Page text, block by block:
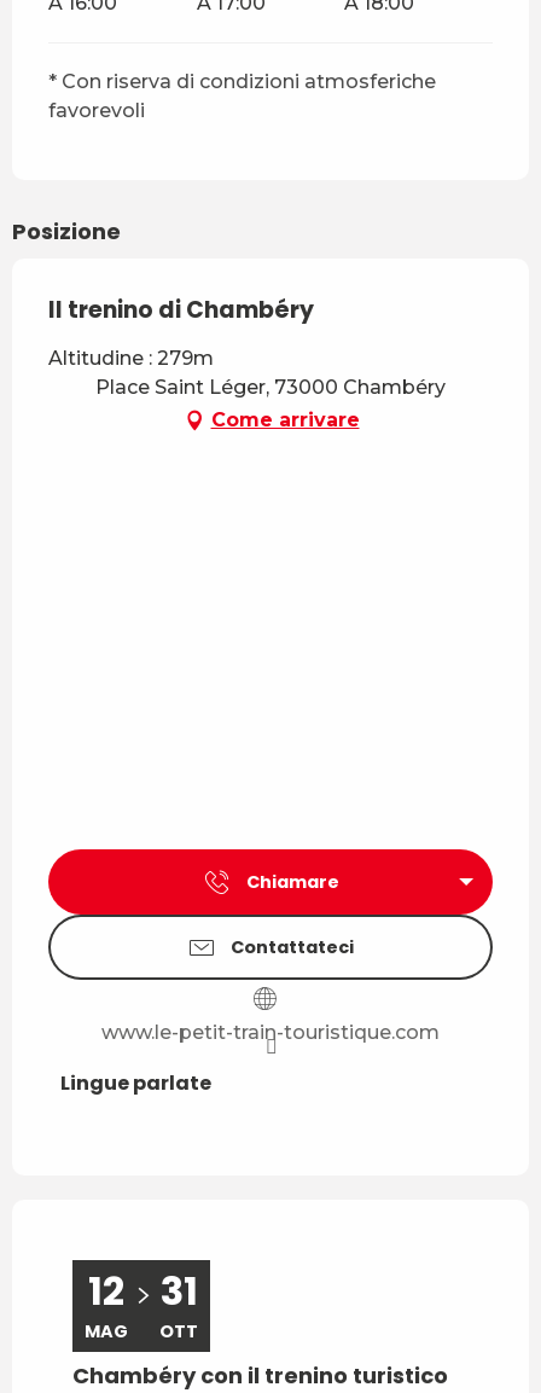
* Con riserva di condizioni atmosferiche
favorevoli
Posizione
Il trenino di Chambéry
Altitudine : 279m
Place Saint Léger, 73000 Chambéry
Come arrivare
Chiamare
Contattateci
www.le-petit-train-touristique.com
Lingue parlate
Lingue parlate
12
MAG
31
OTT
Chambéry con il trenino turistico